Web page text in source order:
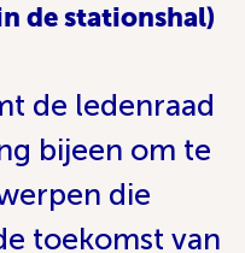
de stationshal)
de ledenraad
bijeen om te
die
toekomst van